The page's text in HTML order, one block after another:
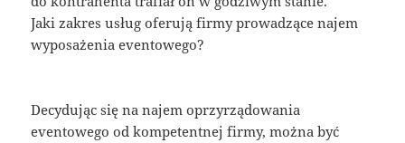
Jaki zakres usług oferują firmy prowadzące najem
wyposażenia eventowego?
Decydując się na najem oprzyrządowania
eventowego od kompetentnej firmy, można być